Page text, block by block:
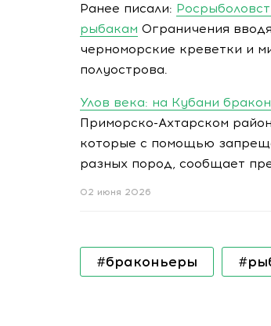
Ранее писали:
рыбакам Ограничения
черноморские креветки и
полуострова.
Улов века: на Кубани
Приморско-Ахтарском
которые с помощью
разных пород, сообщает
02 июня 2026
#браконьеры